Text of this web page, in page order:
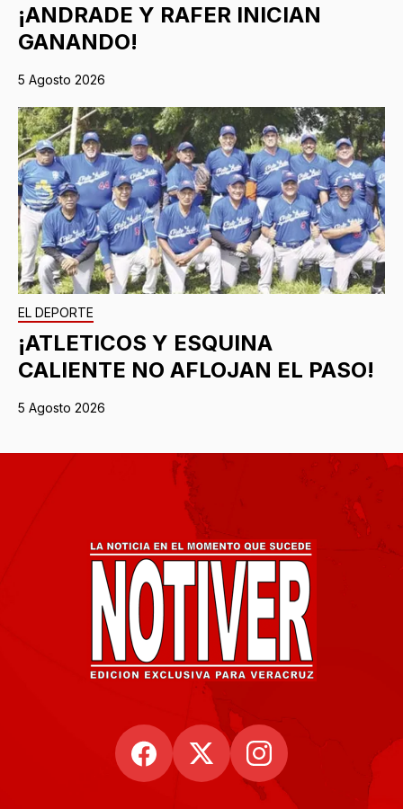
¡ANDRADE Y RAFER INICIAN
GANANDO!
5 Agosto 2026
EL DEPORTE
¡ATLETICOS Y ESQUINA
CALIENTE NO AFLOJAN EL PASO!
5 Agosto 2026